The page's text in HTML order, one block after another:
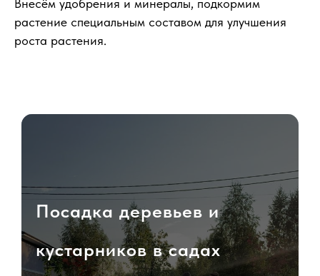
Внесём удобрения и минералы, подкормим
растение специальным составом для улучшения
роста растения.
Посадка деревьев и
кустарников в садах